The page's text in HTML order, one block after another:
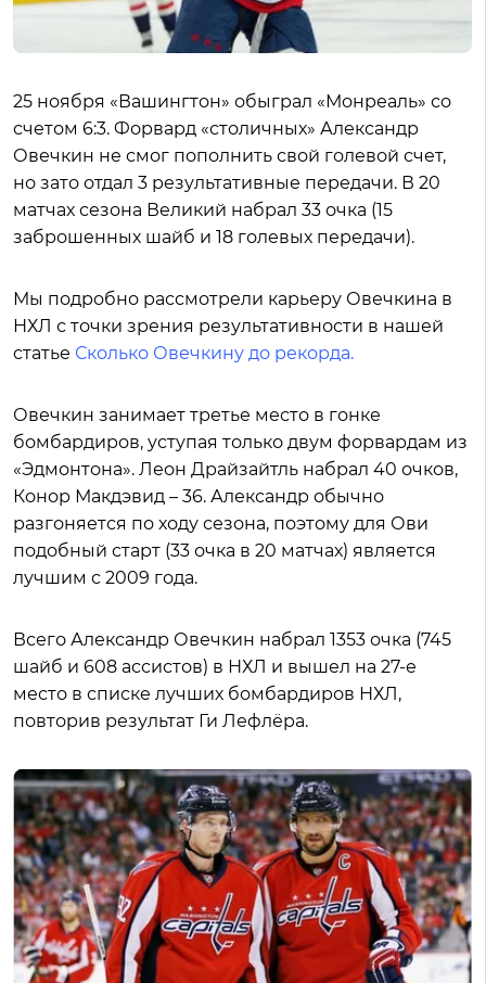
25 ноября «Вашингтон» обыграл «Монреаль» со
счетом 6:3. Форвард «столичных» Александр
Овечкин не смог пополнить свой голевой счет,
но зато отдал 3 результативные передачи. В 20
матчах сезона Великий набрал 33 очка (15
заброшенных шайб и 18 голевых передачи).
Мы подробно рассмотрели карьеру Овечкина в
НХЛ с точки зрения результативности в нашей
статье Сколько Овечкину до рекорда.
Овечкин занимает третье место в гонке
бомбардиров, уступая только двум форвардам из
«Эдмонтона». Леон Драйзайтль набрал 40 очков,
Конор Макдэвид – 36. Александр обычно
разгоняется по ходу сезона, поэтому для Ови
подобный старт (33 очка в 20 матчах) является
лучшим с 2009 года.
Всего Александр Овечкин набрал 1353 очка (745
шайб и 608 ассистов) в НХЛ и вышел на 27-е
место в списке лучших бомбардиров НХЛ,
повторив результат Ги Лефлёра.